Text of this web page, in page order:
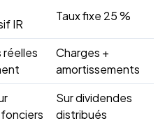
IR
Taux fixe 25 %
réelles
Charges +
amortissements
Sur dividendes
distribués